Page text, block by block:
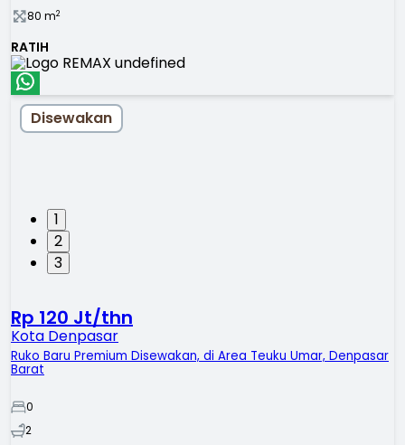
80 m2
RATIH
1
2
3
Disewakan
Rp 120 Jt/thn
Kota Denpasar
Ruko Baru Premium Disewakan, di Area Teuku Umar, Denpasar
Barat
0
2